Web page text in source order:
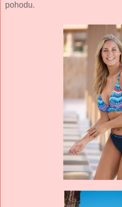
pohodu.